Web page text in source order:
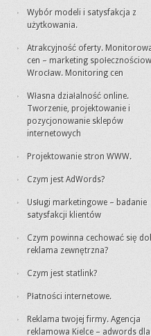
Wybór modeli i satysfakcja z
użytkowania.
Atrakcyjność oferty.
cen – marketing
Wrocław. Monitoring cen
Własna działalność online.
Tworzenie, projektowanie i
pozycjonowanie sklepów
internetowych
Projektowanie stron WWW.
Czym jest AdWords?
Usługi marketingowe – badanie
satysfakcji klientów
Czym powinna cechować się
reklama zewnętrzna?
Czym jest statlink?
Płatności internetowe.
Reklama twojej firmy. Agencja
reklamowa Kielce – adwords dla